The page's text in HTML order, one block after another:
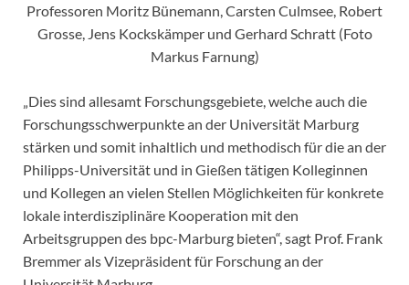
Professoren Moritz Bünemann, Carsten Culmsee, Robert
Grosse, Jens Kockskämper und Gerhard Schratt (Foto
Markus Farnung)
„Dies sind allesamt Forschungsgebiete, welche auch die
Forschungsschwerpunkte an der Universität Marburg
stärken und somit inhaltlich und methodisch für die an der
Philipps-Universität und in Gießen tätigen Kolleginnen
und Kollegen an vielen Stellen Möglichkeiten für konkrete
lokale interdisziplinäre Kooperation mit den
Arbeitsgruppen des bpc-Marburg bieten“, sagt Prof. Frank
Bremmer als Vizepräsident für Forschung an der